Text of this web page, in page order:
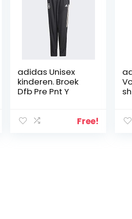
adidas Unisex
kinderen. Broek
Dfb Pre Pnt Y
Free!